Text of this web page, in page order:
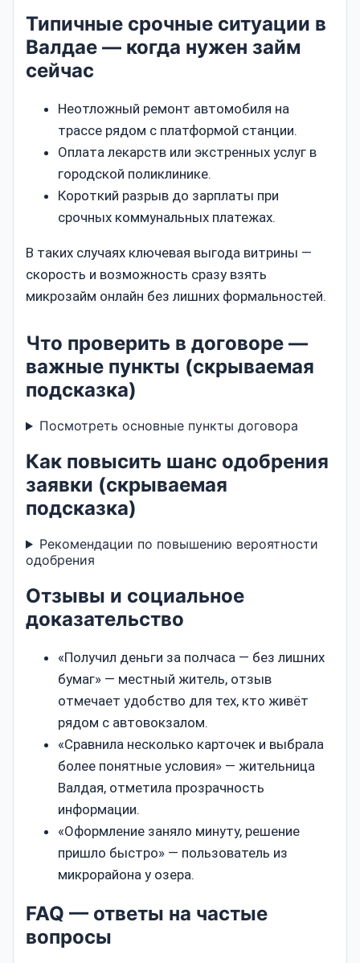
Типичные срочные ситуации в
Валдае — когда нужен займ
сейчас
Неотложный ремонт автомобиля на
трассе рядом с платформой станции.
Оплата лекарств или экстренных услуг в
городской поликлинике.
Короткий разрыв до зарплаты при
срочных коммунальных платежах.
В таких случаях ключевая выгода витрины —
скорость и возможность сразу взять
микрозайм онлайн без лишних формальностей.
Что проверить в договоре —
важные пункты (скрываемая
подсказка)
Посмотреть основные пункты договора
Как повысить шанс одобрения
заявки (скрываемая
подсказка)
Рекомендации по повышению вероятности
одобрения
Отзывы и социальное
доказательство
«Получил деньги за полчаса — без лишних
бумаг» — местный житель, отзыв
отмечает удобство для тех, кто живёт
рядом с автовокзалом.
«Сравнила несколько карточек и выбрала
более понятные условия» — жительница
Валдая, отметила прозрачность
информации.
«Оформление заняло минуту, решение
пришло быстро» — пользователь из
микрорайона у озера.
FAQ — ответы на частые
вопросы